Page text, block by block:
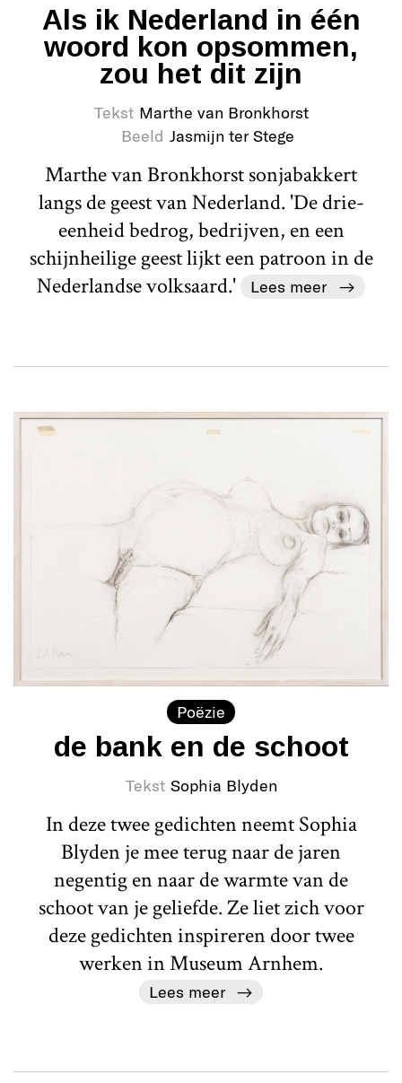
Als ik Nederland in één
woord kon opsommen,
zou het dit zijn
Tekst Marthe van Bronkhorst
Beeld Jasmijn ter Stege
Marthe van Bronkhorst sonjabakkert
langs de geest van Nederland. 'De drie-
eenheid bedrog, bedrijven, en een
schijnheilige geest lijkt een patroon in de
Nederlandse volksaard.'
Lees meer
Poëzie
de bank en de schoot
Tekst Sophia Blyden
In deze twee gedichten neemt Sophia
Blyden je mee terug naar de jaren
negentig en naar de warmte van de
schoot van je geliefde. Ze liet zich voor
deze gedichten inspireren door twee
werken in Museum Arnhem.
Lees meer